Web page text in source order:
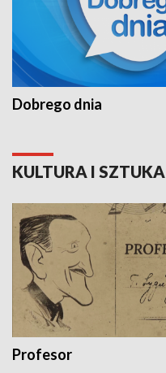
Dobrego dnia
KULTURA I SZTUKA
Profesor